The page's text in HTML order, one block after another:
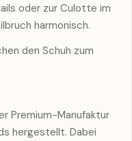
oder zur Culotte im
harmonisch.
den Schuh zum
Premium-Manufaktur
hergestellt. Dabei